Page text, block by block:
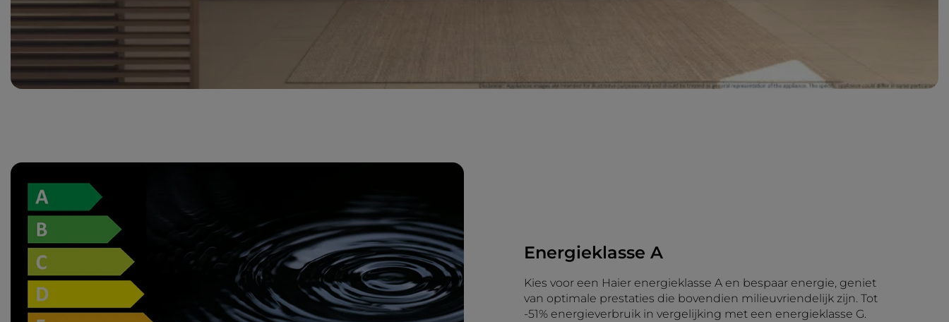
Energieklasse A
Kies voor een Haier energieklasse A en bespaar energie, geniet
van optimale prestaties die bovendien milieuvriendelijk zijn. Tot
-51% energieverbruik in vergelijking met een energieklasse G.